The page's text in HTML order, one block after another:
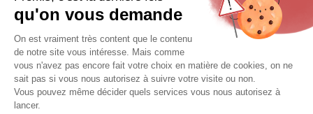
Rückenschmerzen lindern. Nach ein paar
Balneotherapie-Sitzungen sind Sie wieder fit, um eine
Radtour entlang der Mittelmeerküste zu unternehmen,
Wassersport zu betreiben oder durch die Parks und
Berge der Region zu wandern (Regionalpark Verdon,
Felsen von Roquebrune oder die Massifs de la Sainte-
Baume, des Maures oder Esterel...).